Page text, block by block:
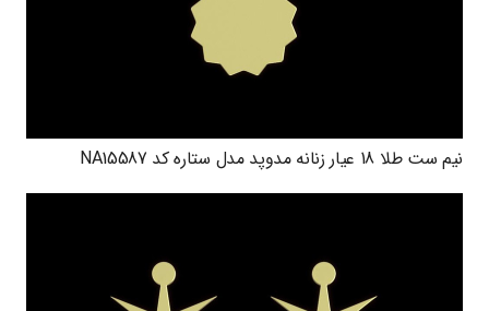
نیم ست طلا 18 عیار زنانه مدوپد مدل ستاره کد NA15587